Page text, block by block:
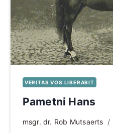
VERITAS VOS LIBERABIT
Pametni Hans
msgr. dr. Rob Mutsaerts